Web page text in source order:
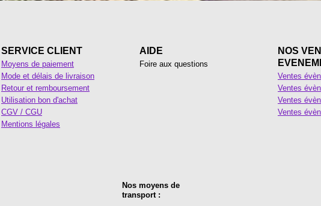
SERVICE CLIENT
Moyens de paiement
Mode et délais de livraison
Retour et remboursement
Utilisation bon d'achat
CGV / CGU
Mentions légales
AIDE
Foire aux questions
NOS
Ventes
Ventes
Ventes
Ventes
Nos moyens de
transport :